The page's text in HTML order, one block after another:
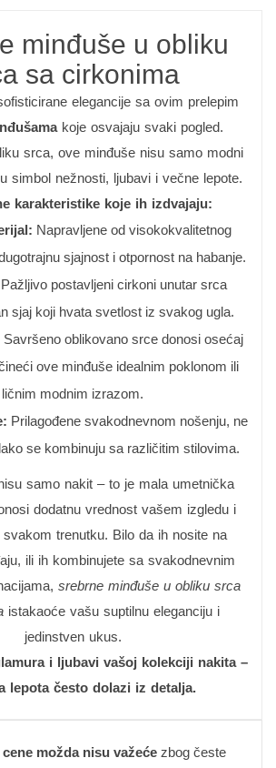
minđuše u obliku
sa cirkonima
elegancije sa ovim prelepim
koje osvajaju svaki pogled.
srca, ove minđuše nisu samo modni
simbol nežnosti, ljubavi i večne lepote.
karakteristike koje ih izdvajaju:
Napravljene od visokokvalitetnog
sjajnost i otpornost na habanje.
Pažljivo postavljeni cirkoni unutar srca
sjaj koji hvata svetlost iz svakog ugla.
Savršeno oblikovano srce donosi osećaj
ove minđuše idealnim poklonom ili
ličnim modnim izrazom.
Prilagođene svakodnevnom nošenju, ne
se kombinuju sa različitim stilovima.
samo nakit – to je mala umetnička
dodatnu vrednost vašem izgledu i
trenutku. Bilo da ih nosite na
ili ih kombinujete sa svakodnevnim
srebrne minđuše u obliku srca
istakaoće vašu suptilnu eleganciju i
jedinstven ukus.
i ljubavi vašoj kolekciji nakita –
lepota često dolazi iz detalja.
cene možda nisu važeće zbog česte